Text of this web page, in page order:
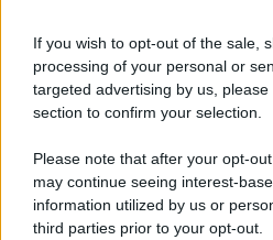
If you wish to opt-out of the sale,
processing of your personal or
targeted advertising by us,
section to confirm your selection.
Please note that after your opt-
may continue seeing interest-
information utilized by us or
third parties prior to your opt-out.